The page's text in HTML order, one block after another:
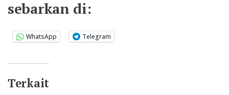
sebarkan di:
WhatsApp Telegram
Terkait